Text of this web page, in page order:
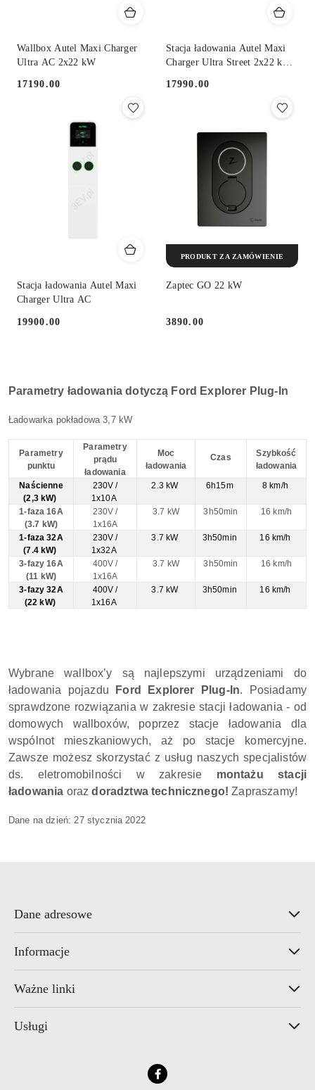
Wallbox Autel Maxi Charger
Ultra AC 2x22 kW
17190.00
Stacja ładowania Autel Maxi
Charger Ultra Street 2x22 kW
17990.00
Stacja ładowania Autel Maxi
Charger Ultra AC
Cena:
19900.00
Zaptec GO 22 kW
Cena:
3890.00
PRODUKT ZA ZAMÓWIENIE
Parametry ładowania dotyczą Ford Explorer Plug-In
Ładowarka pokładowa 3,7 kW
Parametry
punktu
Parametry
prądu
ładowania
Moc
ładowania
Czas
Szybkość
ładowania
Naścienne
(2,3 kW)
230V /
1x10A
2.3 kW 6h15m 8 km/h
1-faza 16A
(3.7 kW)
230V /
1x16A
3.7 kW 3h50min 16 km/h
1-faza 32A
(7.4 kW)
230V /
1x32A
3.7 kW 3h50min 16 km/h
3-fazy 16A
(11 kW)
400V /
1x16A
3.7 kW 3h50min 16 km/h
3-fazy 32A
(22 kW)
400V /
1x16A
3.7 kW 3h50min 16 km/h
Wybrane wallbox’y są najlepszymi urządzeniami do
ładowania pojazdu
Ford Explorer Plug-In. Posiadamy
sprawdzone rozwiązania w zakresie stacji ładowania - od
domowych wallboxów, poprzez stacje ładowania dla
wspólnot mieszkaniowych, aż po stacje komercyjne.
Zawsze możesz skorzystać z usług naszych specjalistów
ds. eletromobilności w zakresie montażu stacji
ładowania orazdoradztwa technicznego! Zapraszamy!
Dane na dzień: 27 stycznia 2022
Dane adresowe
Informacje
Ważne linki
Usługi